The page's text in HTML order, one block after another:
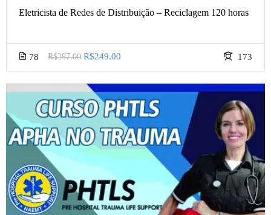
Eletricista de Redes de Distribuição – Reciclagem 120 horas
78 173
R$297.00 R$249.00